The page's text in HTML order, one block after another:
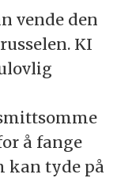
vende den
KI
å fange
kan tyde på